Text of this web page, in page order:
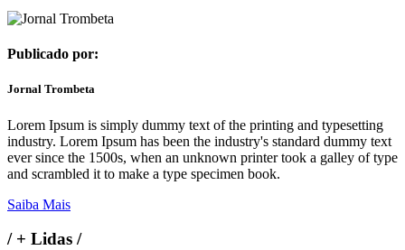
Publicado por:
Jornal Trombeta
Lorem Ipsum is simply dummy text of the printing and typesetting
industry. Lorem Ipsum has been the industry's standard dummy text
ever since the 1500s, when an unknown printer took a galley of type
and scrambled it to make a type specimen book.
Saiba Mais
/+ Lidas /